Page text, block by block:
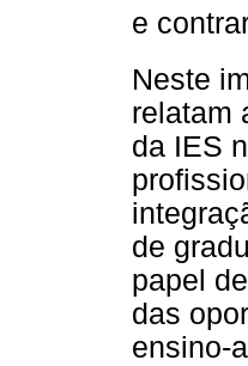
e
Neste
relatam
da IES
de
papel
das
ensino-